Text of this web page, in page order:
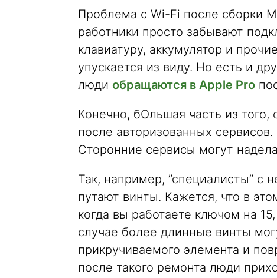
Проблема с Wi-Fi после сборки
работники просто забывают
клавиатуру, аккумулятор и
упускается из виду. Но есть и
люди обращаются в Apple Pro
Конечно, бОльшая часть из того,
после авторизованных
Сторонние сервисы могут
Так, например, ”специалисты” с
путают винты. Кажется, что в
когда вы работаете ключом на
случае более длинные винты
прикручиваемого элемента и
после такого ремонта люди